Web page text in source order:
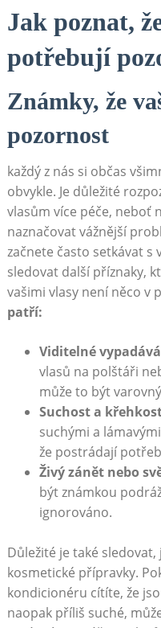
Jak poznat,
potřebují
Známky, že
pozornost
každý z nás si občas
obvykle. Je důležité
vlasům více péče, neboť
naznačovat vážnější
začnete často setkávat s
sledovat další příznaky,
vašimi vlasy není něco v
patří:
Viditelné
vlasů na polštáři
může to být
Suchost a
suchými a
že postrádají
Živý zánět nebo
být známkou
ignorováno.
Důležité je také
kosmetické přípravky.
kondicionéru cítíte, že
naopak příliš suché,